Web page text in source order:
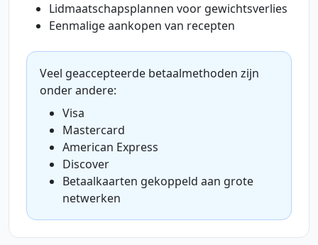
Lidmaatschapsplannen voor gewichtsverlies
Eenmalige aankopen van recepten
Veel geaccepteerde betaalmethoden zijn
onder andere:
Visa
Mastercard
American Express
Discover
Betaalkaarten gekoppeld aan grote
netwerken